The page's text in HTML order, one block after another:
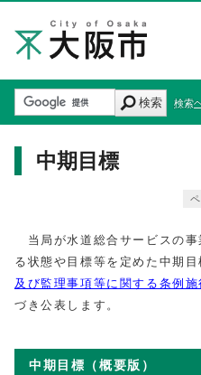
検索 検索
中期目標
当局が水道総合サービスの事
る状態や目標等を定めた中期目
及び監理事項等に関する条例
づき公表します。
中期目標（概要版）